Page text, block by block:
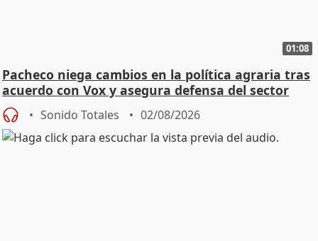
01:08
Pacheco niega cambios en la política agraria tras
acuerdo con Vox y asegura defensa del sector
Sonido Totales 02/08/2026